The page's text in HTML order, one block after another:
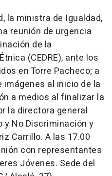
la ministra de Igualdad,
reunión de urgencia
de la
(CEDRE), ante los
en Torre Pacheco; a
imágenes al inicio de la
a medios al finalizar la
la directora general
y No Discriminación y
Carrillo. A las 17.00
con representantes
Jóvenes. Sede del